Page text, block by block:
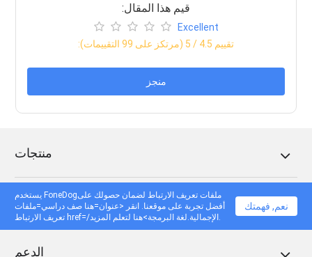
:قيم هذا المقال
Excellent
:تقييم 4.5 / 5 (مرتكز على 99 التقييمات)
منجز
منتجات
جمع
الدعم
يستخدم FoneDogملفات تعريف الارتباط لضمان حصولك على
أفضل تجربة على موقعنا. انقر <عنوان=هنا صف دراسي=ملفات
تعريف الارتباط href=/الإجمالية.لغة البرمجة>هنا لتعلم المزيد.
نعم, فهمتك